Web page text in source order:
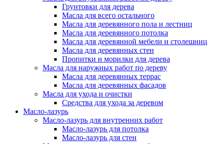
Грунтовки для дерева
Масла для всего остального
Масла для деревянного пола и лестниц
Масла для деревянного потолка
Масла для деревянной мебели и столешниц
Масла для деревянных стен
Пропитки и морилки для дерева
Масла для наружных работ по дереву
Масла для деревянных террас
Масла для деревянных фасадов
Масла для ухода и очистки
Средства для ухода за деревом
Масло-лазурь
Масло-лазурь для внутренних работ
Масло-лазурь для потолка
Масло-лазурь для стен